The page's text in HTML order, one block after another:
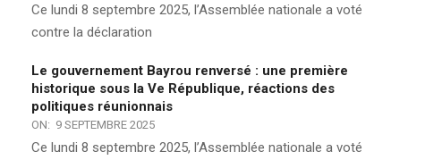
Ce lundi 8 septembre 2025, l’Assemblée nationale a voté
contre la déclaration
Le gouvernement Bayrou renversé : une première
historique sous la Ve République, réactions des
politiques réunionnais
ON: 9 SEPTEMBRE 2025
Ce lundi 8 septembre 2025, l’Assemblée nationale a voté